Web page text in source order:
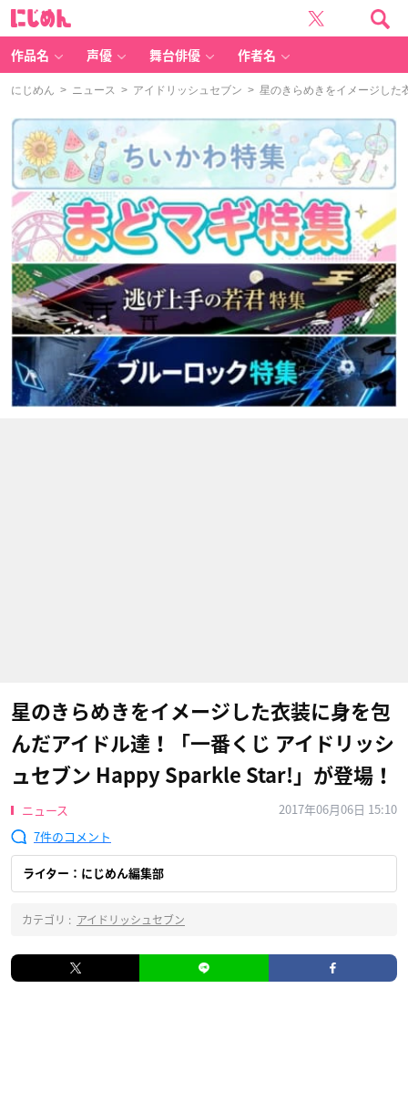
作品名 声優 舞台俳優 作者名
にじめん > ニュース > アイドリッシュセブン > 星のきらめきをイメージした
星のきらめきをイメージした衣装に身を包
んだアイドル達！「一番くじ アイドリッシ
ュセブン Happy Sparkle Star!」が登場！
ニュース
2017年06月06日 15:10
7
ライター：にじめん編集部
カテゴリ : アイドリッシュセブン